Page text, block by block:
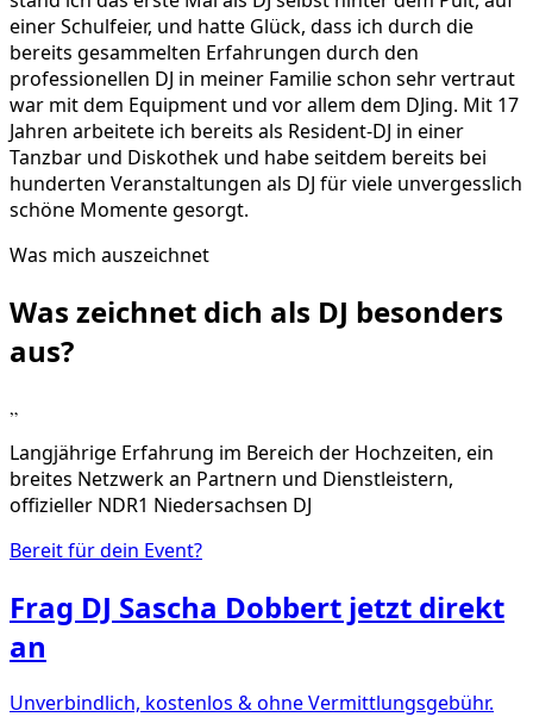
einer Schulfeier, und hatte Glück, dass ich durch die
bereits gesammelten Erfahrungen durch den
professionellen DJ in meiner Familie schon sehr vertraut
war mit dem Equipment und vor allem dem DJing. Mit 17
Jahren arbeitete ich bereits als Resident-DJ in einer
Tanzbar und Diskothek und habe seitdem bereits bei
hunderten Veranstaltungen als DJ für viele unvergesslich
schöne Momente gesorgt.
Was mich auszeichnet
Was zeichnet dich als DJ besonders
aus?
„
Langjährige Erfahrung im Bereich der Hochzeiten, ein
breites Netzwerk an Partnern und Dienstleistern,
offizieller NDR1 Niedersachsen DJ
Bereit für dein Event?
Frag DJ Sascha Dobbert jetzt direkt
an
Unverbindlich, kostenlos & ohne Vermittlungsgebühr.